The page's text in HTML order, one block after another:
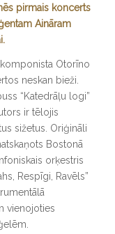
pirmais koncerts
Aināram
Otorīno
neskan bieži.
“Katedrāļu logi”
ir tēlojis
sižetus. Oriģināli
Bostonā
orķestris
Respīgi, Ravēls”
vienojoties